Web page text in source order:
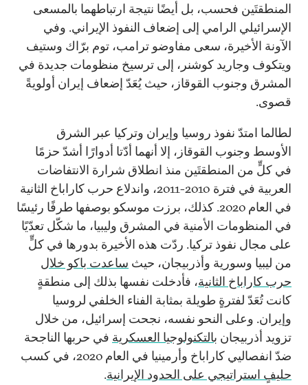
المنطقتَين فحسب، بل أيضًا نتيجة ارتباطهما بالمسعى
الإسرائيلي الرامي إلى إضعاف النفوذ الإيراني. وفي
الآونة الأخيرة، سعى مفاوضو ترامب، توم برّاك وستيف
ويتكوف وجاريد كوشنر، إلى ترسيخ منظومات جديدة في
المشرق وجنوب القوقاز، حيث يُعَدّ إضعاف إيران أولويةً
قصوى.
لطالما امتدّ نفوذ روسيا وإيران وتركيا عبر الشرق
الأوسط وجنوب القوقاز، إلا أنهما أدّتا أدوارًا أشدّ حزمًا
في كلٍّ من المنطقتَين منذ انطلاق شرارة الانتفاضات
العربية في فترة 2010-2011، واندلاع حرب كاراباخ الثانية
في العام 2020. كذلك، برزت موسكو بوصفها طرفًا رئيسًا
في المنظومات الأمنية في المشرق وليبيا، ما شكّل تعدّيًا
على مجال نفوذ تركيا. ردّت هذه الأخيرة بدورها في كلٍّ
من ليبيا وسورية وأذربيجان، حيث ساعدت باكو خلال
حرب كاراباخ الثانية، فأدخلت نفسها بذلك إلى منطقةٍ
كانت تُعَدّ لفترةٍ طويلة بمثابة الفناء الخلفي لروسيا
وإيران. وعلى النحو نفسه، نجحت إسرائيل، من خلال
تزويد أذربيجان بالتكنولوجيا العسكرية في حربها الناجحة
ضدّ انفصاليي كاراباخ وأرمينيا في العام 2020، في كسب
حليفٍ استراتيجي على الحدود الإيرانية.